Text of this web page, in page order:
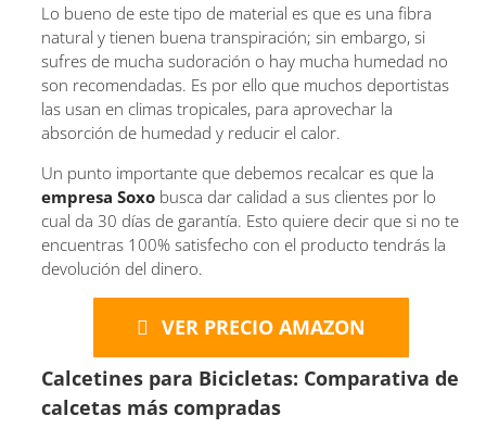
Lo bueno de este tipo de material es que es una fibra
natural y tienen buena transpiración; sin embargo, si
sufres de mucha sudoración o hay mucha humedad no
son recomendadas. Es por ello que muchos deportistas
las usan en climas tropicales, para aprovechar la
absorción de humedad y reducir el calor.
Un punto importante que debemos recalcar es que la
empresa Soxobusca dar calidad a sus clientes por lo
cual da 30 días de garantía. Esto quiere decir que si no te
encuentras 100% satisfecho con el producto tendrás la
devolución del dinero.
VER PRECIO AMAZON
Calcetines para Bicicletas: Comparativa de
calcetas más compradas